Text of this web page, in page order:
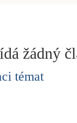
žádný
témat